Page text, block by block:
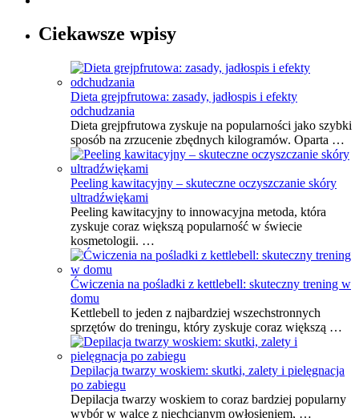
Ciekawsze wpisy
Dieta grejpfrutowa: zasady, jadłospis i efekty
odchudzania
Dieta grejpfrutowa zyskuje na popularności jako szybki
sposób na zrzucenie zbędnych kilogramów. Oparta …
Peeling kawitacyjny – skuteczne oczyszczanie skóry
ultradźwiękami
Peeling kawitacyjny to innowacyjna metoda, która
zyskuje coraz większą popularność w świecie
kosmetologii. …
Ćwiczenia na pośladki z kettlebell: skuteczny trening w
domu
Kettlebell to jeden z najbardziej wszechstronnych
sprzętów do treningu, który zyskuje coraz większą …
Depilacja twarzy woskiem: skutki, zalety i pielęgnacja
po zabiegu
Depilacja twarzy woskiem to coraz bardziej popularny
wybór w walce z niechcianym owłosieniem, …